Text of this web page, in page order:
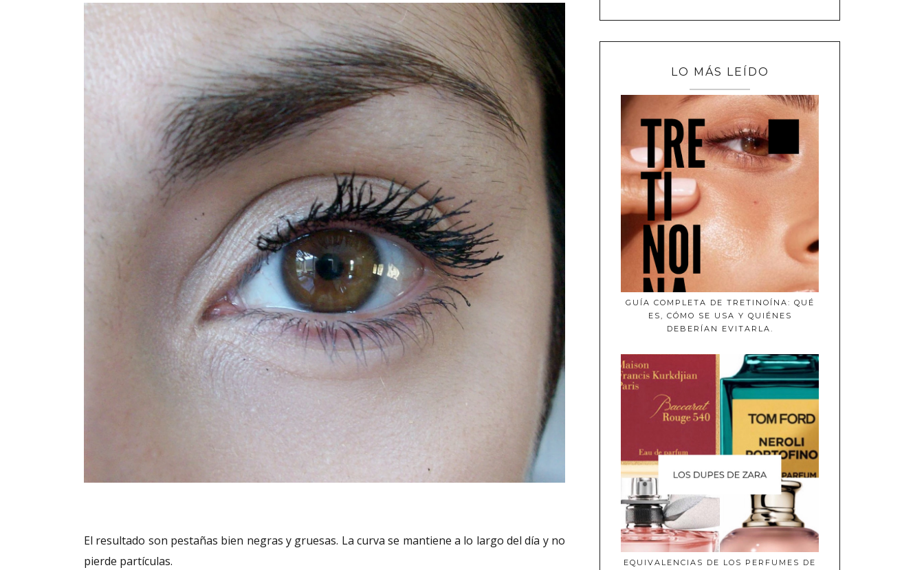
El resultado son pestañas bien negras y gruesas. La curva se mantiene a lo largo del día y no
pierde partículas.
LO MÁS LEÍDO
GUÍA COMPLETA DE TRETINOÍNA: QUÉ
ES, CÓMO SE USA Y QUIÉNES
DEBERÍAN EVITARLA.
EQUIVALENCIAS DE LOS PERFUMES DE